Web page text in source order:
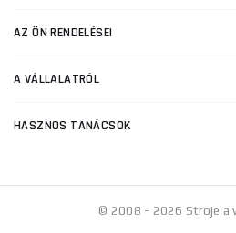
AZ ÖN RENDELÉSEI
A VÁLLALATRÓL
HASZNOS TANÁCSOK
© 2008 - 2026 Stroje a